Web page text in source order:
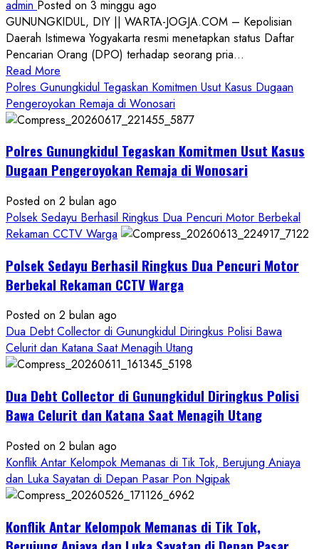
admin Posted on 3 minggu ago
GUNUNGKIDUL, DIY || WARTA-JOGJA.COM – Kepolisian
Daerah Istimewa Yogyakarta resmi menetapkan status Daftar
Pencarian Orang (DPO) terhadap seorang pria...
Read More
more
about
Kasus
Pelecehan
Seksual:
DIY
Terbitkan
DPO
Asal
Gunungkidul
Polres Gunungkidul Tegaskan Komitmen Usut Kasus Dugaan
Pengeroyokan Remaja di Wonosari
Polres Gunungkidul Tegaskan Komitmen Usut Kasus
Dugaan Pengeroyokan Remaja di Wonosari
Posted on 2 bulan ago
Polsek Sedayu Berhasil Ringkus Dua Pencuri Motor Berbekal
Rekaman CCTV Warga
Polsek Sedayu Berhasil Ringkus Dua Pencuri Motor
Berbekal Rekaman CCTV Warga
Posted on 2 bulan ago
Dua Debt Collector di Gunungkidul Diringkus Polisi Bawa
Celurit dan Katana Saat Menagih Utang
Dua Debt Collector di Gunungkidul Diringkus Polisi
Bawa Celurit dan Katana Saat Menagih Utang
Posted on 2 bulan ago
Konflik Antar Kelompok Memanas di Tik Tok, Berujung Aniaya
dan Luka Sayatan di Depan Pasar Pon Ngipak
Konflik Antar Kelompok Memanas di Tik Tok,